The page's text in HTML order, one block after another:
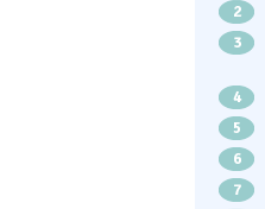
2
3
4
5
6
7